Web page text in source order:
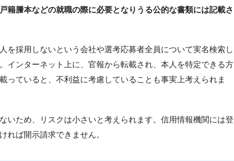
籍謄本などの就職の際に必要となりうる公的な書類には記載さ
を採用しないという会社や選考応募者全員について実名検索し
インターネット上に、官報から転載され、本人を特定できる方
っていると、不利益に考慮していることも事実上考えられま
いため、リスクは小さいと考えられます。信用情報機関には登
れば開示請求できません。